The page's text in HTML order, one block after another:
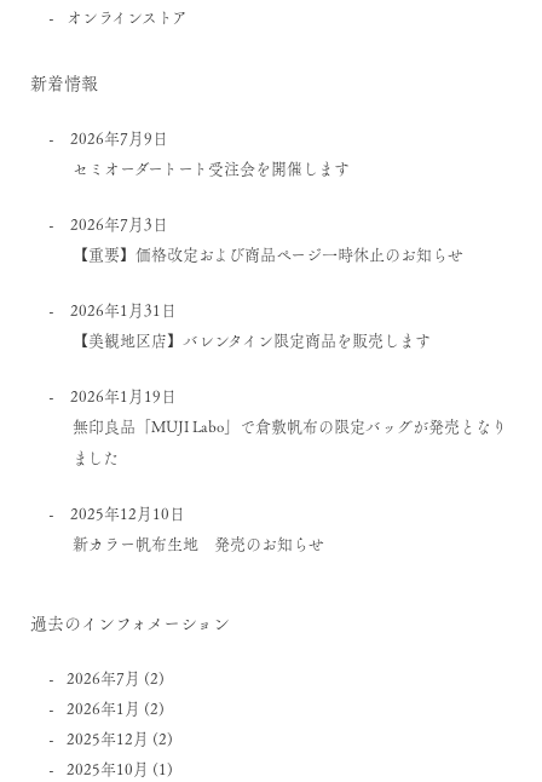
オンラインストア
新着情報
2026年7月9日
セミオーダートート受注会を開催します
2026年7月3日
【重要】価格改定および商品ページ一時休止のお知らせ
2026年1月31日
【美観地区店】バレンタイン限定商品を販売します
2026年1月19日
無印良品「MUJI Labo」で倉敷帆布の限定バッグが発売となり
ました
2025年12月10日
新カラー帆布生地 発売のお知らせ
過去のインフォメーション
2026年7月 (2)
2026年1月 (2)
2025年12月 (2)
2025年10月 (1)